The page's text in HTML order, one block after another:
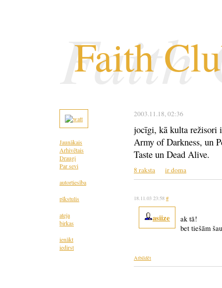
Faith
Faith
Jaunākais
Arhivētais
Draugi
Par sevi
autortiesība
pīkstulis
ateja
birkas
ienākt
iedirst
2003.11.18, 02:36
jocīgi, kā kulta režisori
Army of Darkness, un
Taste un Dead Alive.
8 raksta ir doma
18.11.03 23:58 #
asiize
ak tā!
bet tiešām
Atbildēt